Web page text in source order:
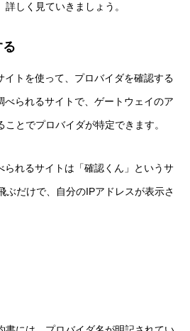
しく見ていきましょう。
イトを使って、プロバイダを確認する
べられるサイトで、ゲートウェイのア
とでプロバイダが特定できます。
られるサイトは「確認くん」というサ
ぶだけで、自分のIPアドレスが表示さ